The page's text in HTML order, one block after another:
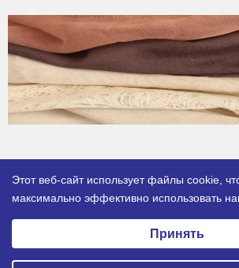
Этот веб-сайт использует файлы cookie,
максимально эффективно использовать
Аналитические/Функциональные
Принять